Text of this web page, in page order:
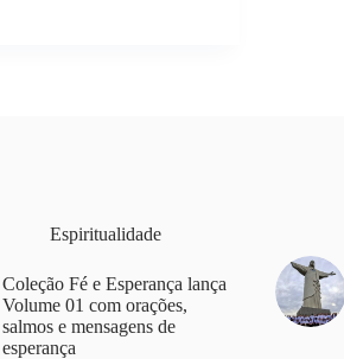
Espiritualidade
Coleção Fé e Esperança lança
Volume 01 com orações,
salmos e mensagens de
esperança